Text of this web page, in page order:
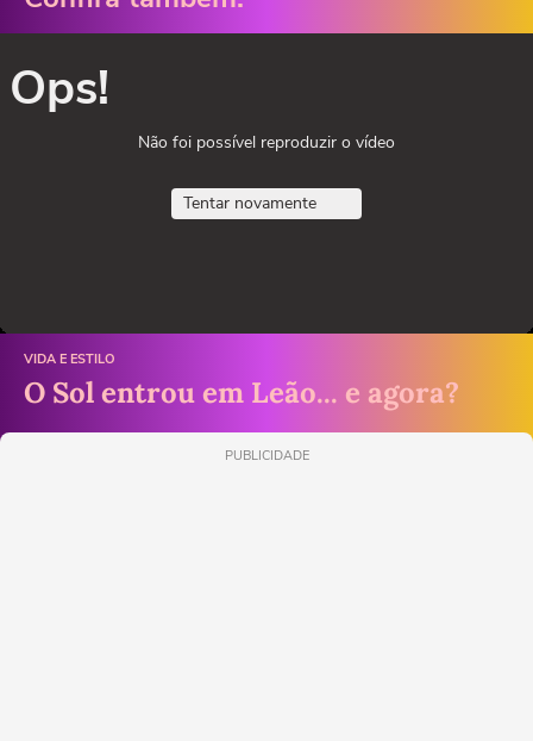
Ops!
Não foi possível reproduzir o vídeo
Tentar novamente
VIDA E ESTILO
O Sol entrou em Leão... e agora?
PUBLICIDADE